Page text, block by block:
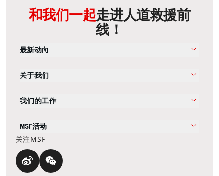
和我们一起走进人道救援前
线！
最新动向
关于我们
我们的工作
MSF活动
关注MSF